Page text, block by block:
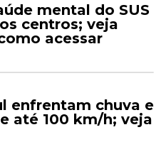
mental do SUS
centros; veja
acessar
enfrentam chuva e
até 100 km/h; veja